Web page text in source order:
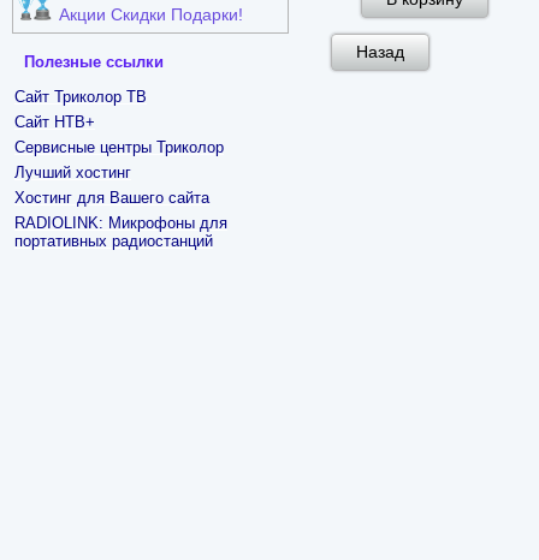
Акции Скидки Подарки!
Полезные ссылки
Сайт Триколор ТВ
Сайт НТВ+
Сервисные центры Триколор
Лучший хостинг
Хостинг для Вашего сайта
RADIOLINK: Микрофоны для
портативных радиостанций